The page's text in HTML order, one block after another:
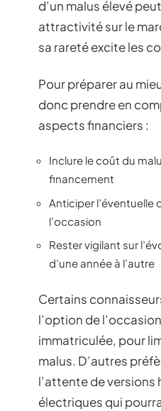
d’un malus élevé
attractivité sur le
sa rareté excite les
Pour préparer au
donc prendre en
aspects financiers :
Inclure le coût du
financement
Anticiper l’éventuelle
l’occasion
Rester vigilant sur
d’une année à l’autre
Certains
l’option de
immatriculée, pour
malus. D’autres
l’attente de versions
électriques qui